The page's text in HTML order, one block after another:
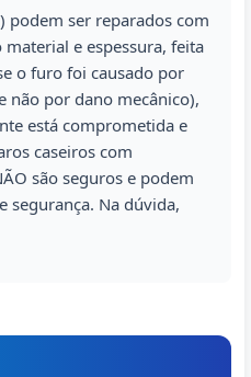
podem ser reparados com
e espessura, feita
o furo foi causado por
não por dano mecânico),
está comprometida e
caseiros com
são seguros e podem
segurança. Na dúvida,